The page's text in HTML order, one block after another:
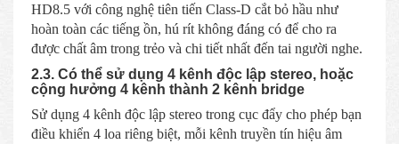
HD8.5 với công nghệ tiên tiến Class-D cắt bỏ hầu như
hoàn toàn các tiếng ồn, hú rít không đáng có để cho ra
được chất âm trong trẻo và chi tiết nhất đến tai người nghe.
2.3. Có thể sử dụng 4 kênh độc lập stereo, hoặc
cộng hưởng 4 kênh thành 2 kênh bridge
Sử dụng 4 kênh độc lập stereo trong cục đẩy cho phép bạn
điều khiển 4 loa riêng biệt, mỗi kênh truyền tín hiệu âm